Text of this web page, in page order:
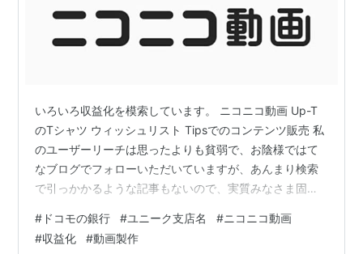
いろいろ収益化を模索しています。 ニコニコ動画 Up-T
のTシャツ ウィッシュリスト Tipsでのコンテンツ販売 私
のユーザーリーチは思ったよりも貧弱で、お陰様ではて
なブログでフォローいただいていますが、あんまり検索
で引っかかるような記事もないので、実質みなさま固定
な村」以外から不特定多数にアピールできるようなネッ
ト上の存在感はないんですね。だからAdSenseなどで展
# ドコモの銀行 #ユニーク支店名 #ニコニコ動画
#収益化 #動画製作